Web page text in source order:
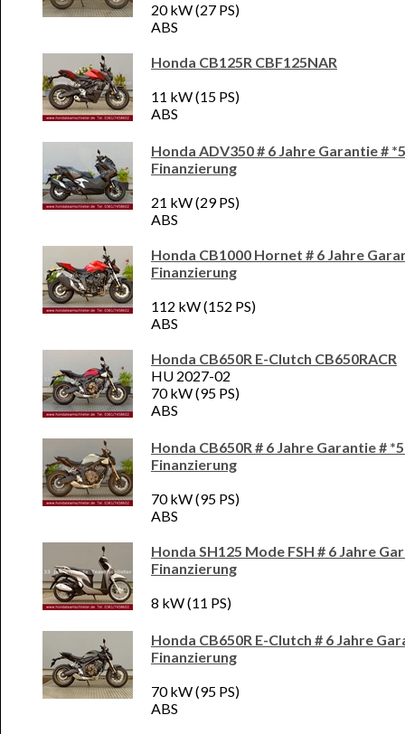
20 kW (27 PS)
ABS
Honda CB125R CBF125NAR
11 kW (15 PS)
ABS
Honda ADV350 # 6 Jahre Garantie #
Finanzierung
21 kW (29 PS)
ABS
Honda CB1000 Hornet # 6 Jahre
Finanzierung
112 kW (152 PS)
ABS
Honda CB650R E-Clutch CB650RACR
HU 2027-02
70 kW (95 PS)
ABS
Honda CB650R # 6 Jahre Garantie #
Finanzierung
70 kW (95 PS)
ABS
Honda SH125 Mode FSH # 6 Jahre
Finanzierung
8 kW (11 PS)
Honda CB650R E-Clutch # 6 Jahre
Finanzierung
70 kW (95 PS)
ABS